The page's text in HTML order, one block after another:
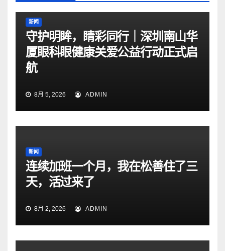
新闻
守护明眸，睛彩同行｜深圳南山华
厦眼科眼健康关爱公益行动正式启
航
8月 5, 2026 ADMIN
新闻
连续加班一个月，我在松善住了三
天，活过来了
8月 2, 2026 ADMIN